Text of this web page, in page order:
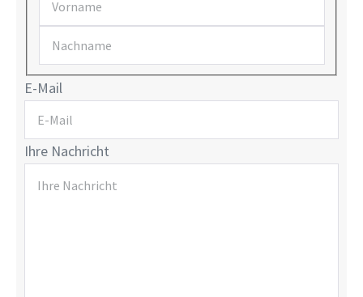
E-Mail
Ihre Nachricht